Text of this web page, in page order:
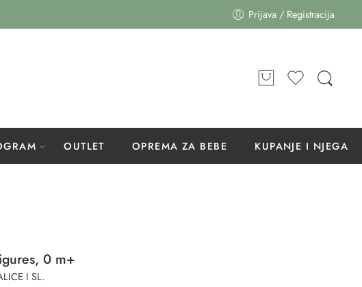
Prijava / Registracija
OUTLET OPREMA ZA BEBE KUPANJE I NJEGA
0 m+
I SL.